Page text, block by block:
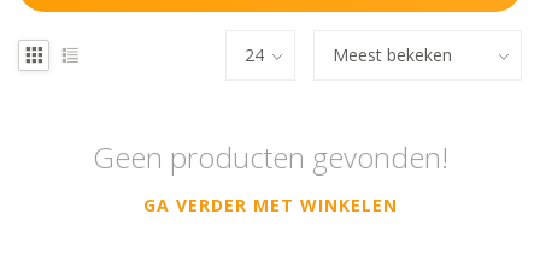
Geen producten gevonden!
GA VERDER MET WINKELEN